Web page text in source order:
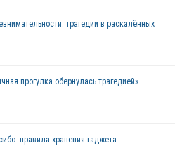
трагедии в раскалённых
прогулка обернулась трагедией»
правила хранения гаджета